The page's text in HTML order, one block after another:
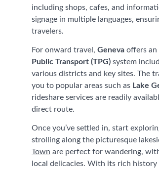
including shops, cafes, and
signage in multiple languages,
travelers.
For onward travel, Geneva offers
Public Transport (TPG) system
various districts and key sites. The
you to popular areas such as Lake
rideshare services are readily
direct route.
Once you’ve settled in, start
strolling along the picturesque
Town are perfect for wandering,
local delicacies. With its rich